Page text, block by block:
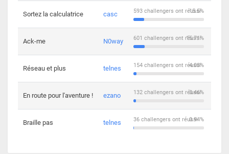
Sortez la calculatrice casc 15.5%
593 challengers ont réussi
Ack-me N0way 15.71%
601 challengers ont réussi
Réseau et plus telnes 4.03%
154 challengers ont réussi
En route pour l'aventure ! ezano 3.46%
132 challengers ont réussi
Braille pas telnes 0.94%
36 challengers ont réussi